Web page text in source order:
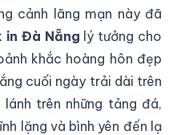
cảnh lãng mạn này đã
in Đà Nẵng lý tưởng cho
khắc hoàng hôn đẹp
cuối ngày trải dài trên
trên những tảng đá,
lặng và bình yên đến lạ